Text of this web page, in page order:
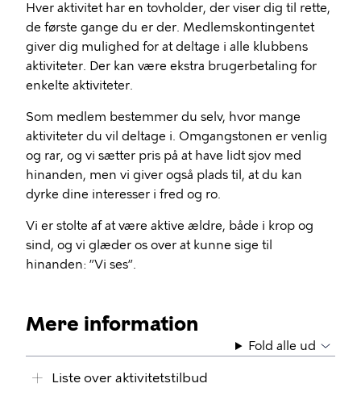
Hver aktivitet har en tovholder, der viser dig til rette,
de første gange du er der. Medlemskontingentet
giver dig mulighed for at deltage i alle klubbens
aktiviteter. Der kan være ekstra brugerbetaling for
enkelte aktiviteter.
Som medlem bestemmer du selv, hvor mange
aktiviteter du vil deltage i. Omgangstonen er venlig
og rar, og vi sætter pris på at have lidt sjov med
hinanden, men vi giver også plads til, at du kan
dyrke dine interesser i fred og ro.
Vi er stolte af at være aktive ældre, både i krop og
sind, og vi glæder os over at kunne sige til
hinanden: ”Vi ses”.
Mere information
Fold alle ud
Liste over aktivitetstilbud